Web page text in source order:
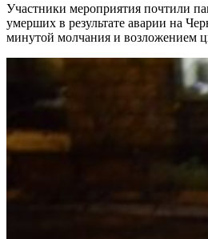
Участники мероприятия почтили
умерших в результате аварии на
минутой молчания и возложением